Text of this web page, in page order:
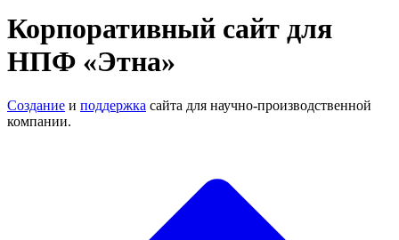
Корпоративный сайт для
НПФ «Этна»
Создание и поддержка сайта для научно-производственной
компании.